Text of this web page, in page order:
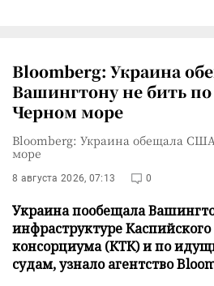
Bloomberg: Украина
Вашингтону не бить
Черном море
Bloomberg: Украина обещала
море
8 августа 2026, 07:13 0
Украина пообещала
инфраструктуре
консорциума (КТК) и по
судам, узнало агентство